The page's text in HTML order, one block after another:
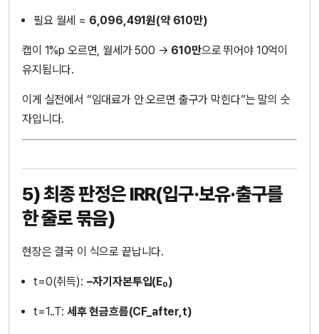
필요 월세 ≈ 6,096,491원(약 610만)
캡이 1%p 오르면, 월세가 500 → 610만으로 뛰어야 10억이
유지됩니다.
이게 실전에서 “임대료가 안 오르면 출구가 막힌다”는 말의 숫
자입니다.
5) 최종 판정은 IRR(입구·보유·출구를
한 줄로 묶음)
현장은 결국 이 식으로 끝납니다.
t=0(취득): −자기자본투입(E₀)
t=1..T: 세후 현금흐름(CF_after,t)